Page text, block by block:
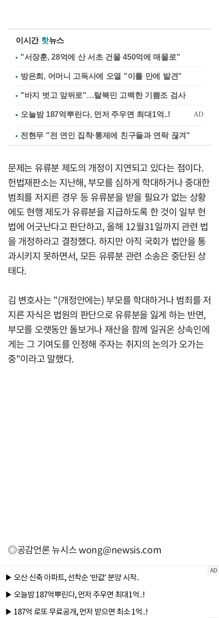
이시간 핫뉴스
"서장훈, 28억에 산 서초 건물 450억에 매물로"
방은희, 어머니 고독사에 오열 "이틀 만에 발견"
"바지 벗고 앞뒤로"…탈북민 고백한 기쁨조 검사
전현무 "전 연인 집착·통제에 친구들과 연락 끊겨"
문제는 유류분 제도의 개정이 지연되고 있다는 점이다.
헌법재판소는 지난해, 부모를 심하게 학대하거나 중대한
범죄를 저지른 경우 등 유류분을 받을 필요가 없는 상황
에도 현행 제도가 유류분을 지급하도록 한 것이 일부 헌
법에 어긋난다고 판단하고, 올해 12월31일까지 관련 법
을 개정하라고 결정했다. 하지만 아직 국회가 법안을 통
과시키지 못하면서, 모든 유류분 관련 소송은 중단된 상
태다.
김 변호사는 "(개정안에는) 부모를 학대하거나 범죄를 저
지른 자식은 법원의 판단으로 유류분을 잃게 하는 반면,
부모를 오랫동안 돌보거나 재산을 함께 일궈온 상속인에
게는 그 기여도를 인정해 주자는 취지의 논의가 오가는
중"이라고 말했다.
◎공감언론 뉴시스wong@newsis.com